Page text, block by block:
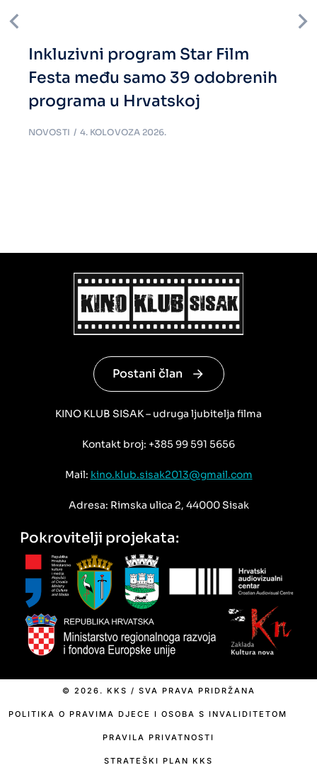
Inkluzivni program Star Film
Festa među samo 39 odobrenih
programa u Hrvatskoj
NOVOSTI 4. KOLOVOZA 2026.
Postani član
KINO KLUB SISAK – udruga ljubitelja filma
Kontakt broj: +385 99 591 5656
Mail: kino.klub.sisak2013@gmail.com
Adresa: Rimska ulica 2, 44000 Sisak
Pokrovitelji projekata:
© 2026. KKS / SVA PRAVA PRIDRŽANA
POLITIKA O PRAVIMA DJECE I OSOBA S INVALIDITETOM
PRAVILA PRIVATNOSTI
STRATEŠKI PLAN KKS